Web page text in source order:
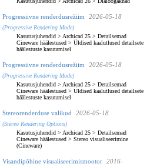
Progressiivne renderdusrežiim 2026-05-18
(Progressive Rendering Mode)
Kasutusjuhendid > Archicad 25 > Detailsemad
Cineware häälestused > Üldised kaalutlused detailsete
häälestuste kasutamisel
Progressiivne renderdusrežiim 2026-05-18
(Progressive Rendering Mode)
Kasutusjuhendid > Archicad 25 > Detailsemad
Cineware häälestused > Üldised kaalutlused detailsete
häälestuste kasutamisel
Stereorenderduse valikud 2026-05-18
(Stereo Rendering Options)
Kasutusjuhendid > Archicad 25 > Detailsemad
Cineware häälestused > Stereo visualiseerimine
(Cineware)
Visandipõhine visualiseerimismootor
2016-